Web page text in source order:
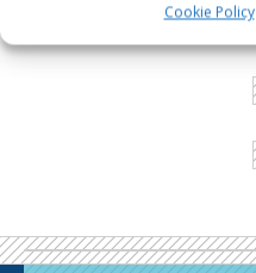
Cookie Policy